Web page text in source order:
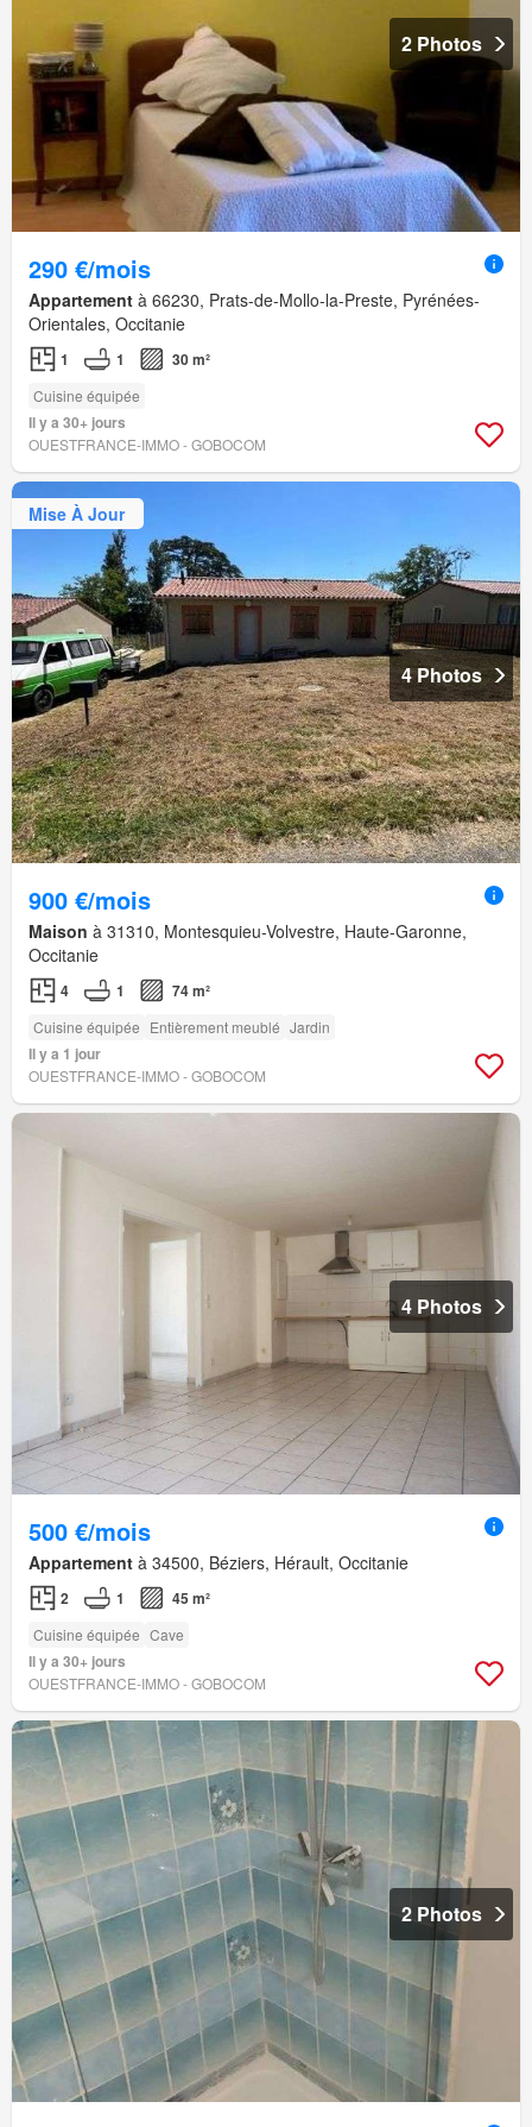
2 Photos
290 €/mois
Appartement à 66230, Prats-de-Mollo-la-Preste, Pyrénées-
Orientales, Occitanie
1 1 30 m²
Cuisine équipée
Il y a 30+ jours
OUESTFRANCE-IMMO - GOBOCOM
Mise À Jour
4 Photos
900 €/mois
Maison à 31310, Montesquieu-Volvestre, Haute-Garonne,
Occitanie
4 1 74 m²
Cuisine équipée Entièrement meublé Jardin
Il y a 1 jour
OUESTFRANCE-IMMO - GOBOCOM
4 Photos
500 €/mois
Appartement à 34500, Béziers, Hérault, Occitanie
2 1 45 m²
Cuisine équipée Cave
Il y a 30+ jours
OUESTFRANCE-IMMO - GOBOCOM
2 Photos